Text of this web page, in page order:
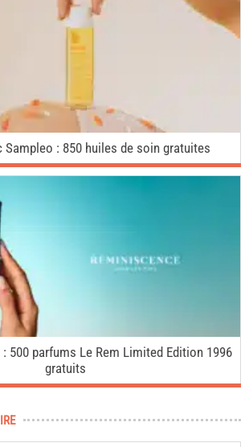
Sampleo : 850 huiles de soin gratuites
500 parfums Le Rem Limited Edition 1996
gratuits